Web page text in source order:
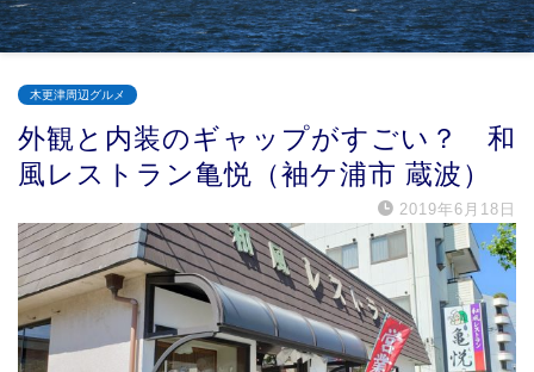
木更津周辺グルメ
外観と内装のギャップがすごい？ 和
風レストラン亀悦（袖ケ浦市 蔵波）
2019年6月18日